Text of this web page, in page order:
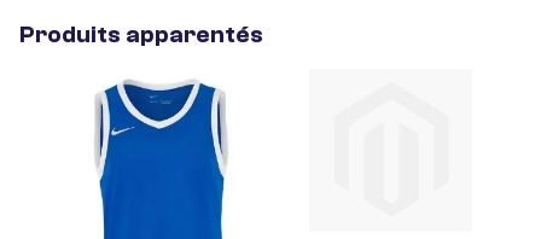
Produits apparentés